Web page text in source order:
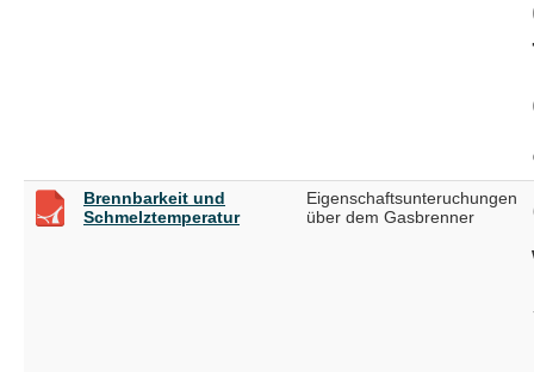
Brennbarkeit und
Schmelztemperatur
Eigenschaftsunteruchungen
über dem Gasbrenner